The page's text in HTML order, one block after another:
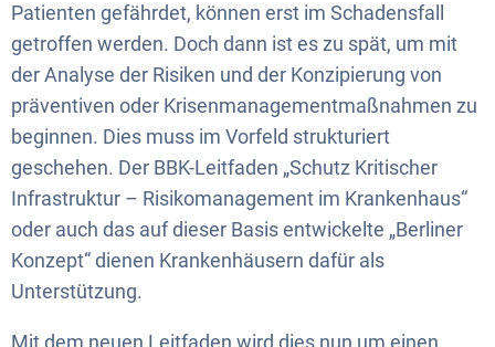
Patienten gefährdet, können erst im Schadensfall
getroffen werden. Doch dann ist es zu spät, um mit
der Analyse der Risiken und der Konzipierung von
präventiven oder Krisenmanagementmaßnahmen zu
beginnen. Dies muss im Vorfeld strukturiert
geschehen. Der BBK-Leitfaden „Schutz Kritischer
Infrastruktur – Risikomanagement im Krankenhaus“
oder auch das auf dieser Basis entwickelte „Berliner
Konzept“ dienen Krankenhäusern dafür als
Unterstützung.
Mit dem neuen Leitfaden wird dies nun um einen